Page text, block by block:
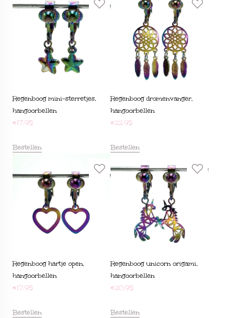
Regenboog mini-sterretjes,
hangoorbellen
€17,95
Bestellen
Regenboog dromenvanger,
hangoorbellen
€22,95
Bestellen
Regenboog hartje open,
hangoorbellen
€17,95
Bestellen
Regenboog unicorn origami,
hangoorbellen
€20,95
Bestellen